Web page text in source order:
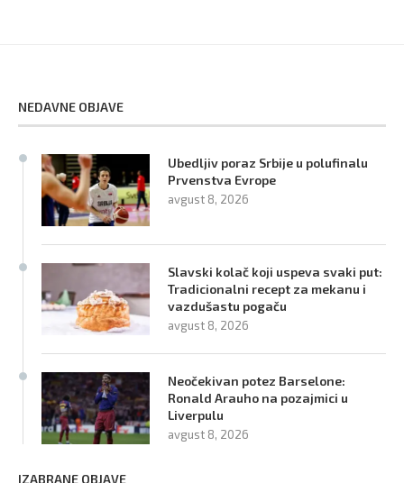
NEDAVNE OBJAVE
Ubedljiv poraz Srbije u polufinalu
Prvenstva Evrope
avgust 8, 2026
Slavski kolač koji uspeva svaki put:
Tradicionalni recept za mekanu i
vazdušastu pogaču
avgust 8, 2026
Neočekivan potez Barselone:
Ronald Arauho na pozajmici u
Liverpulu
avgust 8, 2026
IZABRANE OBJAVE